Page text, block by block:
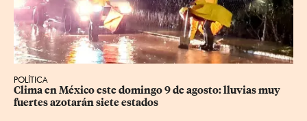
POLÍTICA
Clima en México este domingo 9 de agosto: lluvias muy
fuertes azotarán siete estados